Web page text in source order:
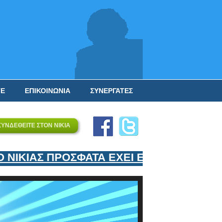
ΣΥΝΕΡΓΑΤΕΣ
ΕΠΙΚΟΙΝΩΝΙΑ
ΣΤΟΝ ΝΙΚΙΑ
ΠΡΟΣΦΑΤΑ ΕΧΕΙ ΕΝΤΑΞΕΙ ΣΤΟΝ